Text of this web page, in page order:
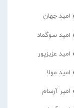
امید جهان
امید سوگماد
امید عزیزپور
امید مولا
امیر آرسام